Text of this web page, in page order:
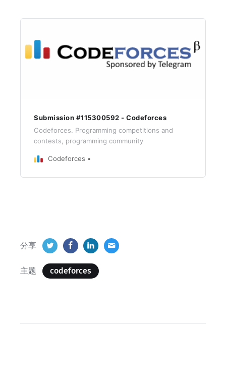
Submission #115300592 - Codeforces
Codeforces. Programming competitions and
contests, programming community
Codeforces
分享
主题 codeforces